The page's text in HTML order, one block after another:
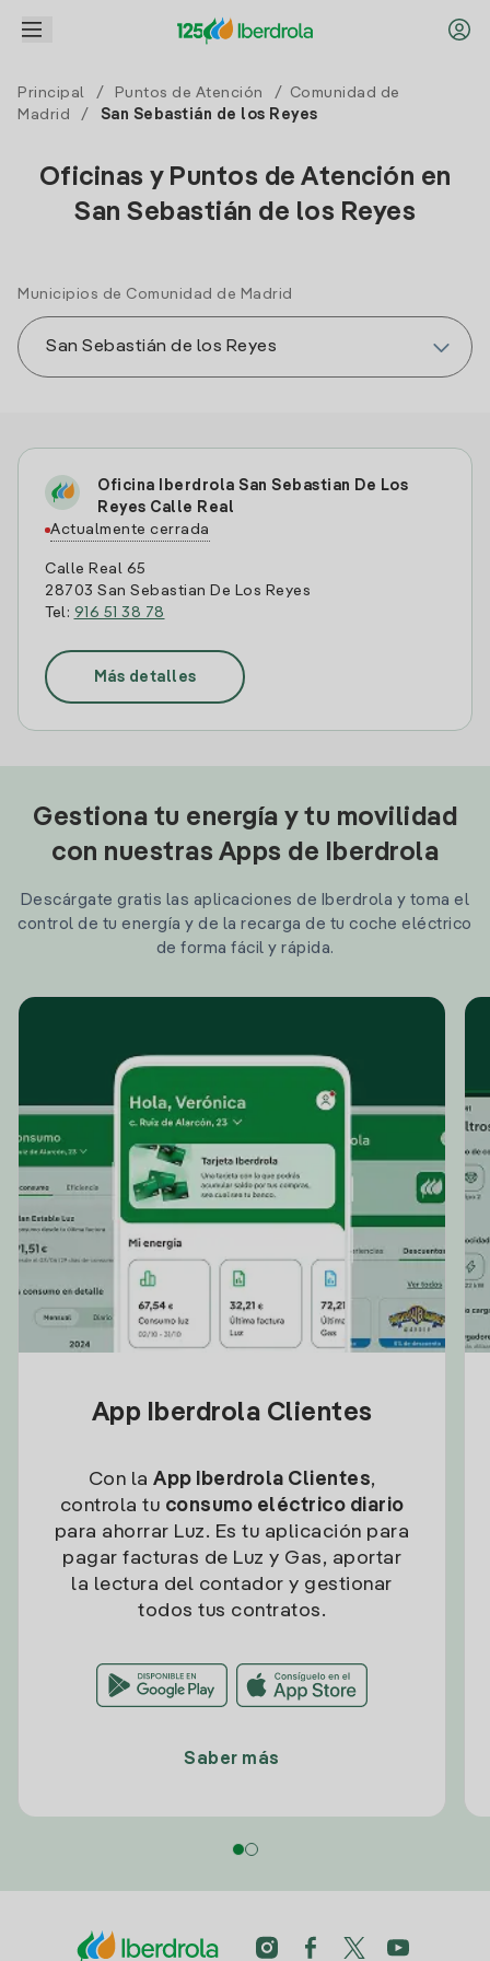
Principal / Puntos de Atención /
Comunidad de
Madrid
/ San Sebastián de los Reyes
Oficinas y Puntos de Atención en
San Sebastián de los Reyes
Municipios de Comunidad de Madrid
Oficina Iberdrola San Sebastian De Los
Reyes Calle Real
Actualmente cerrada
Calle Real 65
28703 San Sebastian De Los Reyes
Tel: 916 51 38 78
Más detalles
Gestiona tu energía y tu movilidad
con nuestras Apps de Iberdrola
Descárgate gratis las aplicaciones de Iberdrola y toma el
control de tu energía y de la recarga de tu coche eléctrico
de forma fácil y rápida.
App Iberdrola Clientes
Con la App Iberdrola Clientes,
controla tu consumo eléctrico diario
para ahorrar Luz. Es tu aplicación para
pagar facturas de Luz y Gas, aportar
la lectura del contador y gestionar
todos tus contratos.
Saber más